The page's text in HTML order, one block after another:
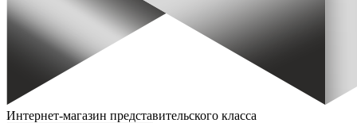
Интернет-магазин представительского класса